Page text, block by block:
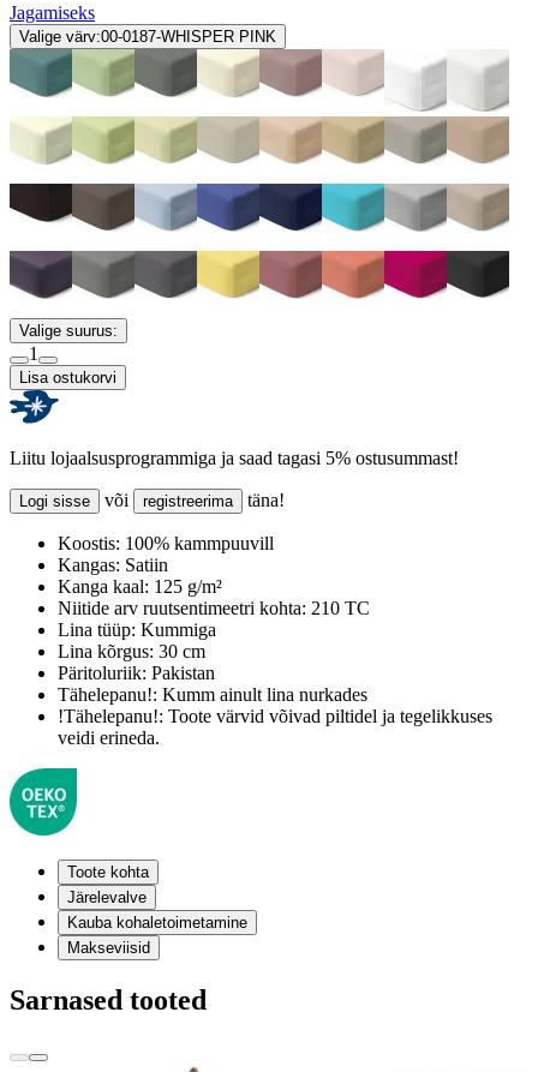
Jagamiseks
Valige värv:00-0187-WHISPER PINK
Valige suurus:
1
Lisa ostukorvi
Liitu lojaalsusprogrammiga ja saad tagasi 5% ostusummast!
Logi sisse või registreerima täna!
Koostis: 100% kammpuuvill
Kangas: Satiin
Kanga kaal: 125 g/m²
Niitide arv ruutsentimeetri kohta: 210 TC
Lina tüüp: Kummiga
Lina kõrgus: 30 cm
Päritoluriik: Pakistan
Tähelepanu!: Kumm ainult lina nurkades
!Tähelepanu!: Toote värvid võivad piltidel ja tegelikkuses
veidi erineda.
Toote kohta
Järelevalve
Kauba kohaletoimetamine
Makseviisid
Sarnased tooted